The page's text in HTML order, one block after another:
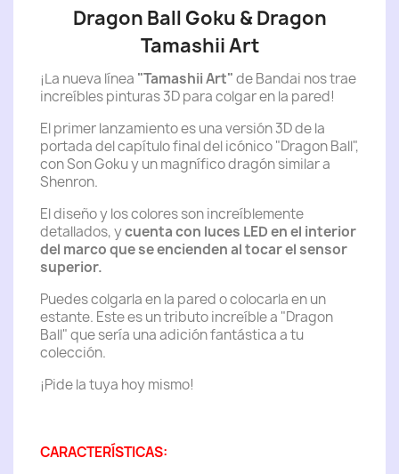
Dragon Ball Goku & Dragon
Tamashii Art
¡La nueva línea "Tamashii Art"de Bandai nos trae
increíbles pinturas 3D para colgar en la pared!
El primer lanzamiento es una versión 3D de la
portada del capítulo final del icónico "Dragon Ball",
con Son Goku y un magnífico dragón similar a
Shenron.
El diseño y los colores son increíblemente
detallados, ycuenta con luces LED en el interior
del marco que se encienden al tocar el sensor
superior.
Puedes colgarla en la pared o colocarla en un
estante. Este es un tributo increíble a "Dragon
Ball" que sería una adición fantástica a tu
colección.
¡Pide la tuya hoy mismo!
CARACTERÍSTICAS: